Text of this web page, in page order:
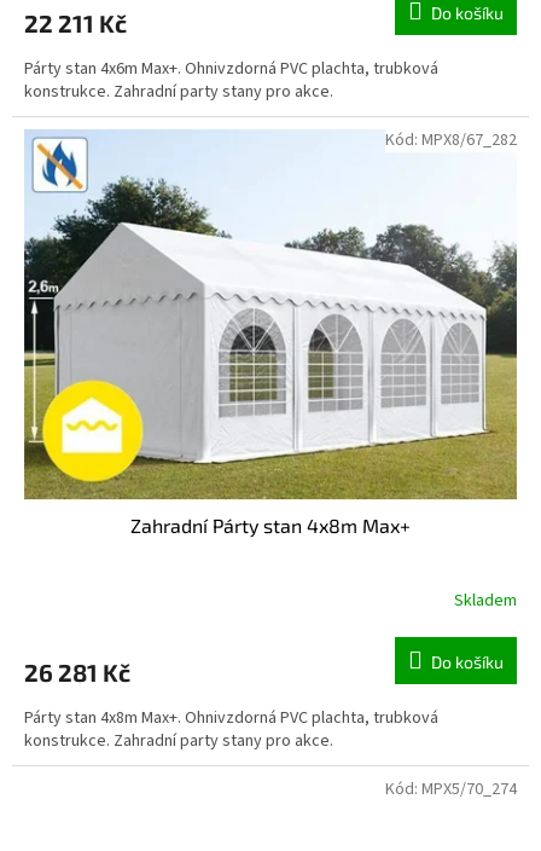
22 211 Kč Do košíku
Párty stan 4x6m Max+. Ohnivzdorná PVC plachta, trubková
konstrukce. Zahradní party stany pro akce.
Zahradní Párty stan 4x8m Max+
Skladem
26 281 Kč Do košíku
Párty stan 4x8m Max+. Ohnivzdorná PVC plachta, trubková
konstrukce. Zahradní party stany pro akce.
Kód: MPX8/67_282
Kód: MPX5/70_274